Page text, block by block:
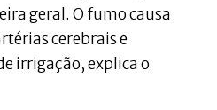
geral. O fumo causa
cerebrais e
irrigação, explica o